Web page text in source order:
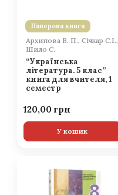
Паперова книга
Архипова В. П., Січкар С.І.,
Шило С.
“Українська
література. 5 клас”
книга для вчителя, 1
семестр
120,00
У кошик